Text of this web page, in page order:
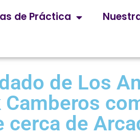
de Práctica
de Los
cerca de